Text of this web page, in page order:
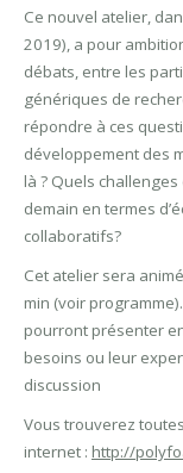
Ce nouvel atelier,
2019), a pour
débats, entre les
génériques de
répondre à ces
développement des
là ? Quels
demain en termes
collaboratifs?
Cet atelier sera
min (voir
pourront présenter
besoins ou leur
discussion
Vous trouverez
internet : http://